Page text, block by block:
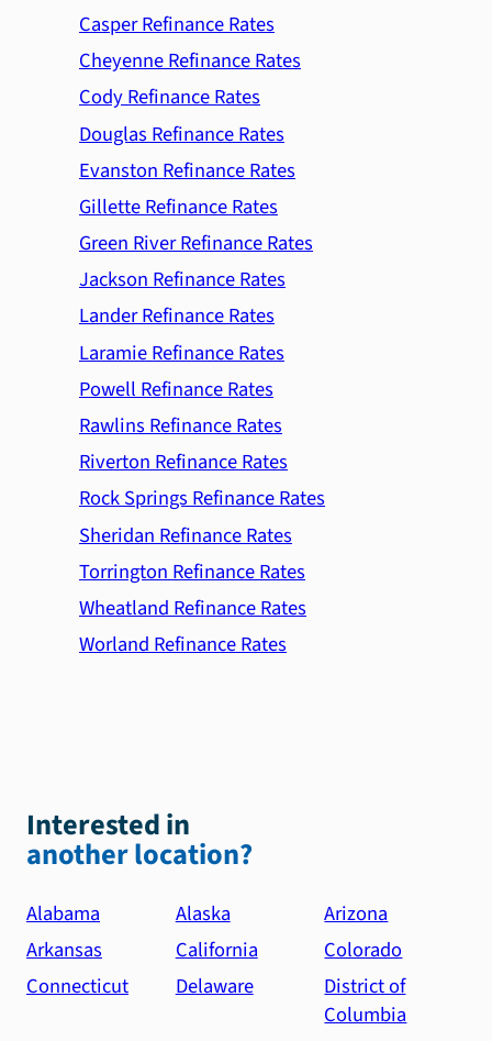
Casper Refinance Rates
Cheyenne Refinance Rates
Cody Refinance Rates
Douglas Refinance Rates
Evanston Refinance Rates
Gillette Refinance Rates
Green River Refinance Rates
Jackson Refinance Rates
Lander Refinance Rates
Laramie Refinance Rates
Powell Refinance Rates
Rawlins Refinance Rates
Riverton Refinance Rates
Rock Springs Refinance Rates
Sheridan Refinance Rates
Torrington Refinance Rates
Wheatland Refinance Rates
Worland Refinance Rates
Interested in
another location?
Alabama Alaska
Arizona
Arkansas
California
Colorado
Connecticut
Delaware
District of
Columbia